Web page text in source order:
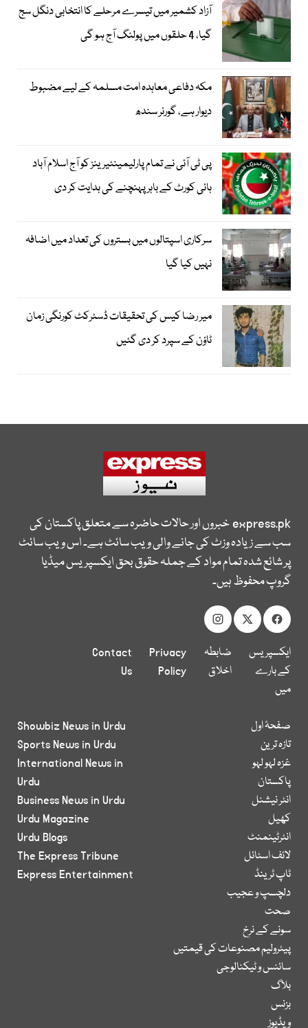
آزاد کشمیر میں تیسرے مرحلے کا انتخابی دنگل سج
گیا، 4 حلقوں میں پولنگ آج ہو گی
مکہ دفاعی معاہدہ امت مسلمہ کے لیے مضبوط
دیوار ہے، گورنر سندھ
پی ٹی آئی نے تمام پارلیمینٹیرینز کو آج اسلام آباد
ہائی کورٹ کے باہر پہنچنے کی ہدایت کر دی
سرکاری اسپتالوں میں بستروں کی تعداد میں اضافہ
نہیں کیا گیا
میر رضا کیس کی تحقیقات ڈسٹرکٹ کورنگی زمان
ٹاؤن کے سپرد کر دی گئیں
express.pkخبروں اور حالات حاضرہ سے متعلق پاکستان کی
سب سے زیادہ وزٹ کی جانے والی ویب سائٹ ہے۔ اس ویب سائٹ
پر شائع شدہ تمام مواد کے جملہ حقوق بحق ایکسپریس میڈیا
گروپ محفوظ ہیں۔
ایکسپریس
کے بارے
میں
ضابطہ
اخلاق
Privacy
Policy
Contact
Us
صفحۂ اول
تازہ ترین
غزہ لہو لہو
پاکستان
انٹر نیشنل
کھیل
انٹرٹینمنٹ
لائف اسٹائل
ٹاپ ٹرینڈ
دلچسپ و عجیب
صحت
سونے کے نرخ
پیٹرولیم مصنوعات کی قیمتیں
سائنس و ٹیکنالوجی
بلاگ
بزنس
ویڈیوز
Showbiz News in Urdu
Sports News in Urdu
International News in
Urdu
Business News in Urdu
Urdu Magazine
Urdu Blogs
The Express Tribune
Express Entertainment